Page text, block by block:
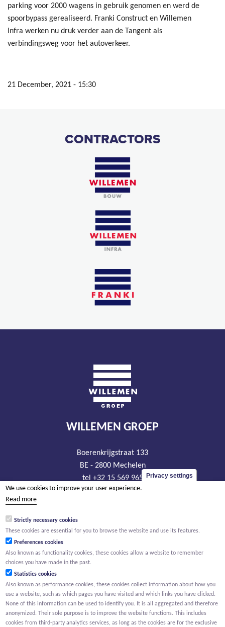
parking voor 2000 wagens in gebruik genomen en werd de
spoorbypass gerealiseerd. Franki Construct en Willemen
Infra werken nu druk verder aan de Tangent als
verbindingsweg voor het autoverkeer.
21 December, 2021 - 15:30
CONTRACTORS
WILLEMEN GROEP
Boerenkrijgstraat 133
BE - 2800 Mechelen
tel +32 15 569 965
groep@willemen.be
RLP Antwerp, department Mechelen
Privacy settings
We use cookies to improve your user experience.
Read more
Strictly necessary cookies
These cookies are essential for you to browse the website and use its features.
Preferences cookies
Also known as functionality cookies, these cookies allow a website to remember
choices you have made in the past.
Statistics cookies
Also known as performance cookies, these cookies collect information about how you
use a website, such as which pages you have visited and which links you have clicked.
None of this information can be used to identify you. It is all aggregated and therefore
anonymized. Their sole purpose is to improve the website functions. This includes
cookies from third-party analytics services, as long as the cookies are for the exclusive